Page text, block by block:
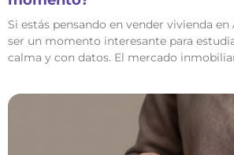
Si estás pensando en vender vivienda
ser un momento interesante para
calma y con datos. El mercado